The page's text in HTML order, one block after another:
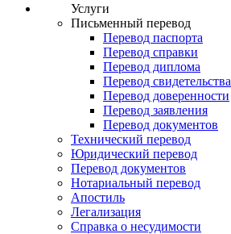
Услуги
Письменный перевод
Перевод паспорта
Перевод справки
Перевод диплома
Перевод свидетельства
Перевод доверенности
Перевод заявления
Перевод документов
Технический перевод
Юридический перевод
Перевод документов
Нотариальный перевод
Апостиль
Легализация
Справка о несудимости